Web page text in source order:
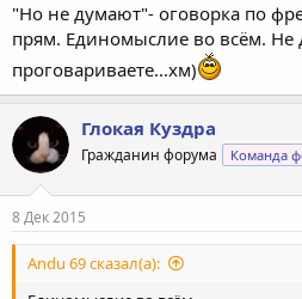
"Но не думают"- оговорка по
прям. Единомыслие во всём. Не
проговариваете...хм)
Глокая Куздра
Гражданин форума Команда
8 Дек 2015
Andu 69 сказал(а):